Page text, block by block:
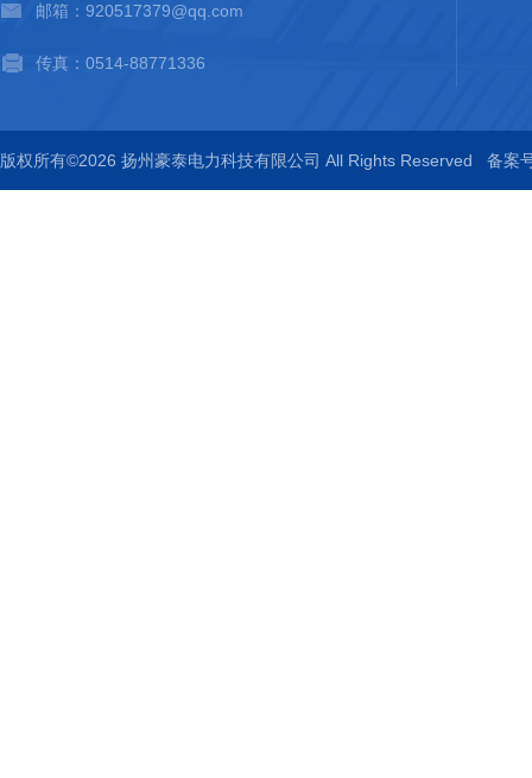
邮箱：920517379@qq.com
传真：0514-88771336
版权所有©2026 扬州豪泰电力科技有限公司 All Rights Reserved 备案